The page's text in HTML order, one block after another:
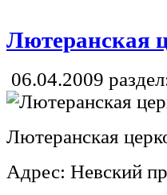
Лютеранская
06.04.2009
Лютеранская
Адрес: Невский